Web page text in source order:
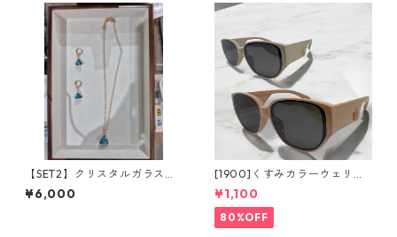
【SET2】クリスタルガラスア
クセサリーセット
¥6,000
[1900]くすみカラーウェリン
トンサングラス（2colors）**
SinSin*
¥1,100
80%OFF